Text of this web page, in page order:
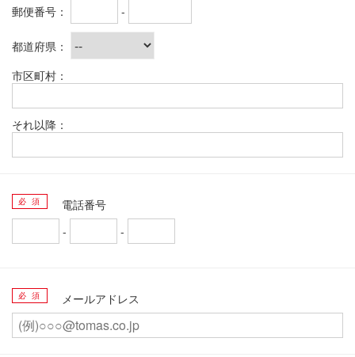
郵便番号： -
都道府県：
市区町村：
それ以降：
電話番号
必 須
- -
メールアドレス
必 須